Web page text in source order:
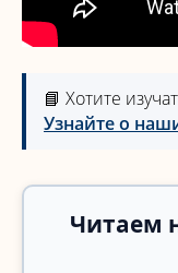
📘 Хотите
Узнайте о
Читаем